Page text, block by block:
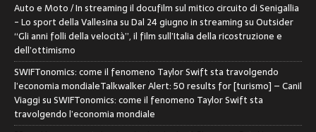
Auto e Moto / In streaming il docufilm sul mitico circuito di Senigallia
- Lo sport della VallesinasuDal 24 giugno in streaming su Outsider
“Gli anni folli della velocità”, il film sull’Italia della ricostruzione e
dell’ottimismo
SWIFTonomics: come il fenomeno Taylor Swift sta travolgendo
l’economia mondialeTalkwalker Alert: 50 results for [turismo] – Canil
ViaggisuSWIFTonomics: come il fenomeno Taylor Swift sta
travolgendo l’economia mondiale